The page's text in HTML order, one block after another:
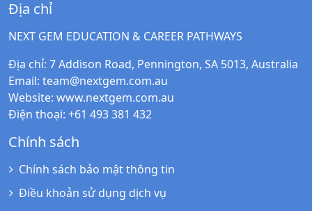
Địa chỉ
NEXT GEM EDUCATION & CAREER PATHWAYS
Địa chỉ: 7 Addison Road, Pennington, SA 5013, Australia
Email: team@nextgem.com.au
Website: www.nextgem.com.au
Điện thoại: +61 493 381 432
Chính sách
Chính sách bảo mật thông tin
Điều khoản sử dụng dịch vụ